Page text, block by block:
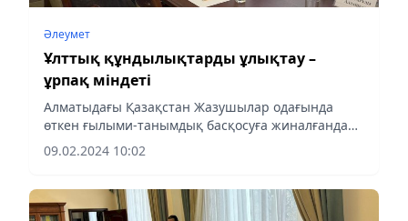
Әлеумет
Ұлттық құндылықтарды ұлықтау –
ұрпақ міндеті
Алматыдағы Қазақстан Жазушылар одағында
өткен ғылыми-танымдық басқосуға жиналғандар
осылай деп пікір білдірді, деп хабарлайды аlmaty-
akshamy.kz.
09.02.2024 10:02